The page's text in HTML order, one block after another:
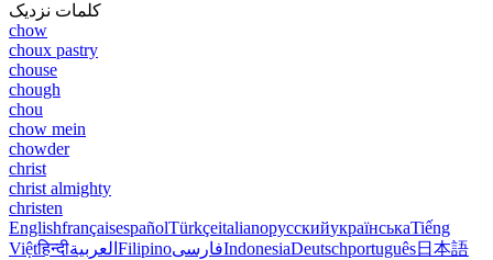
کلمات نزدیک
chow
choux pastry
chouse
chough
chou
chow mein
chowder
christ
christ almighty
christen
EnglishfrançaisespañolTürkçeitalianoрусскийукраїнськаTiếng
Việtहिन्दीالعربية FilipinoفارسیIndonesiaDeutschportuguês日本語